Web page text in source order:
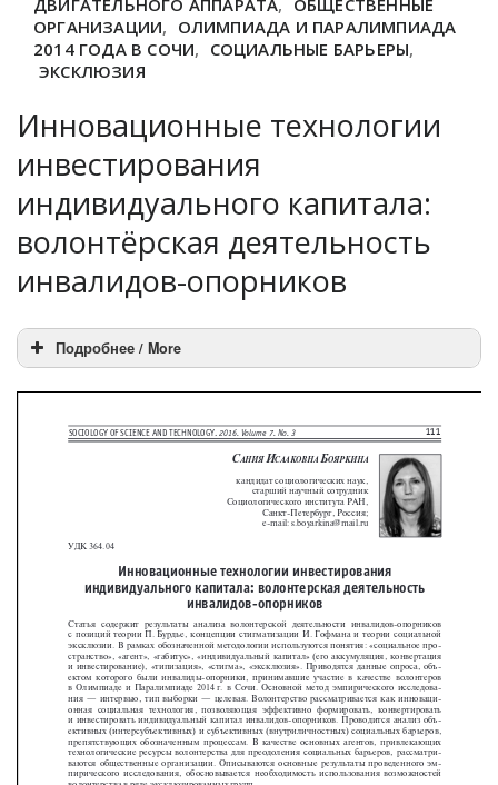
ДВИГАТЕЛЬНОГО АППАРАТА, ОБЩЕСТВЕННЫЕ
ОРГАНИЗАЦИИ, ОЛИМПИАДА И ПАРАЛИМПИАДА
2014 ГОДА В СОЧИ, СОЦИАЛЬНЫЕ БАРЬЕРЫ,
ЭКСКЛЮЗИЯ
Инновационные технологии
инвестирования
индивидуального капитала:
волонтёрская деятельность
инвалидов-опорников
Подробнее / More